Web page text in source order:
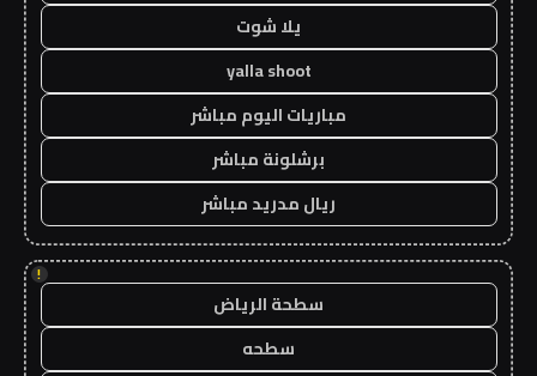
يلا شوت
yalla shoot
مباريات اليوم مباشر
برشلونة مباشر
ريال مدريد مباشر
!
سطحة الرياض
سطحه